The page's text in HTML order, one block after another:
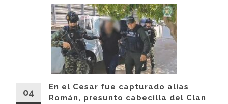
04
En el Cesar fue capturado alias
Román, presunto cabecilla del Clan